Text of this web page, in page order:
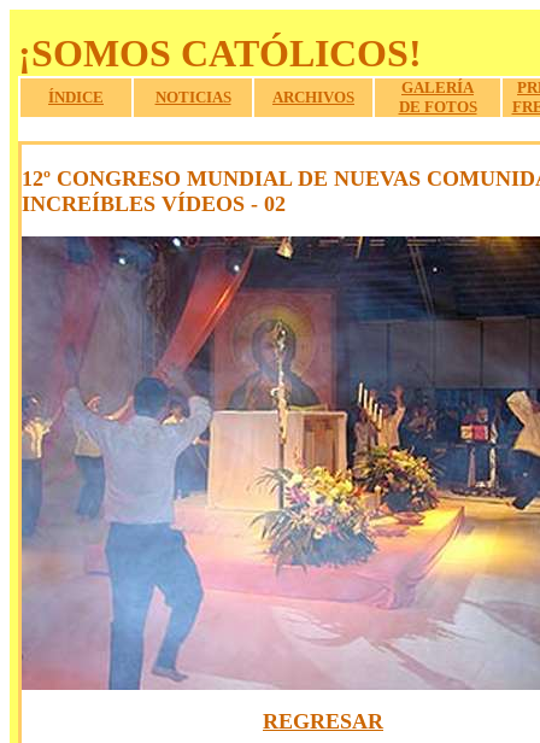
¡SOMOS CATÓLICOS!
ÍNDICE NOTICIAS ARCHIVOS
GALERÍA
DE FOTOS
12º CONGRESO MUNDIAL DE NUEVAS
INCREÍBLES VÍDEOS - 02
REGRESAR